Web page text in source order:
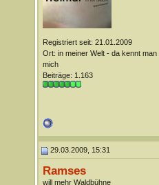
Registriert seit: 21.01.2009
Ort: in meiner Welt - da kennt man
mich
Beiträge: 1.163
29.03.2009, 15:31
Ramses
will mehr Waldbühne